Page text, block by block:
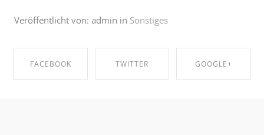
Veröffentlicht von: admin in Sonstiges
FACEBOOK TWITTER GOOGLE+